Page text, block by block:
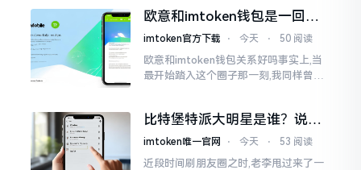
存钱罐与菜市场那般
欧意和imtoken钱包是一回事
吗？搞清楚了再装钱包
imtoken官方下载 ⋅ 今天 ⋅ 50 阅读
欧意和imtoken钱包关系好吗事实上,当
最开始踏入这个圈子那一刻,我同样曾因
推移才逐渐明晰
比特堡特派大明星是谁？说实
话，我真没搞明白
imtoken唯一官网 ⋅ 今天 ⋅ 53 阅读
近段时间刷朋友圈之时,老李甩过来了一